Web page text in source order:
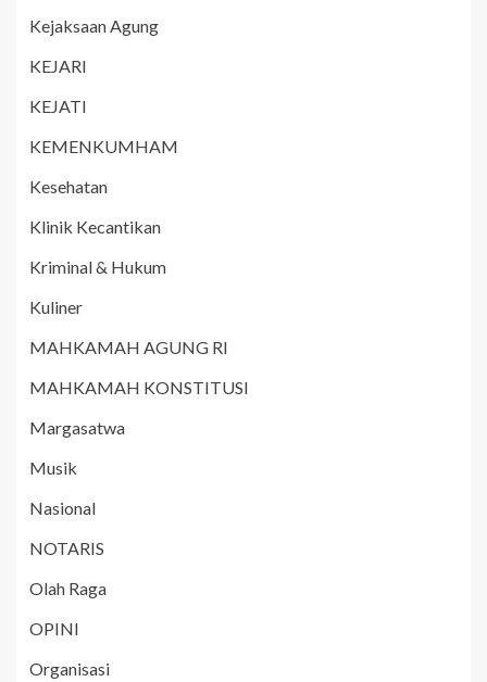
Kejaksaan Agung
KEJARI
KEJATI
KEMENKUMHAM
Kesehatan
Klinik Kecantikan
Kriminal & Hukum
Kuliner
MAHKAMAH AGUNG RI
MAHKAMAH KONSTITUSI
Margasatwa
Musik
Nasional
NOTARIS
Olah Raga
OPINI
Organisasi